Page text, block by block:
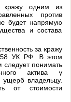
кражу одним из
против
будет напрямую
и состава
за кражу
158 УК РФ. В этом
понимать
актива у
ущерб владельцу.
от стоимости